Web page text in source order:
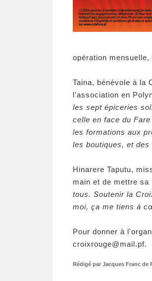
opération
Taina, bénévole à la
l'association en
les sept épiceries
celle en face du
les formations aux
les boutiques, et
Hinarere Taputu,
main et de mettre
tous. Soutenir la
moi, ça me tiens à
Pour donner à
croixrouge@mail.pf.
Rédigé par Jacques Franc de